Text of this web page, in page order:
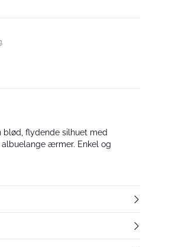
blød, flydende silhuet med
ærmer. Enkel og